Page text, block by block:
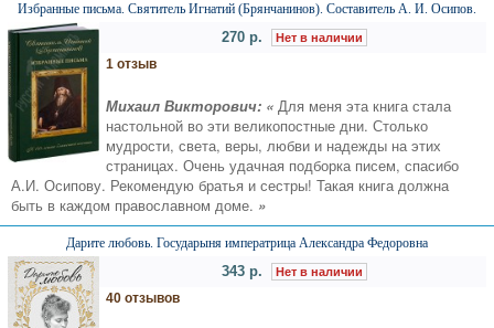
Избранные письма. Святитель Игнатий (Брянчанинов). Составитель А. И. Осипов.
270 р. Нет в наличии
1 отзыв
Михаил Викторович: « Для меня эта книга стала
настольной во эти великопостные дни. Столько
мудрости, света, веры, любви и надежды на этих
страницах. Очень удачная подборка писем, спасибо
А.И. Осипову. Рекомендую братья и сестры! Такая книга должна
быть в каждом православном доме. »
Дарите любовь. Государыня императрица Александра Федоровна
343 р. Нет в наличии
40 отзывов